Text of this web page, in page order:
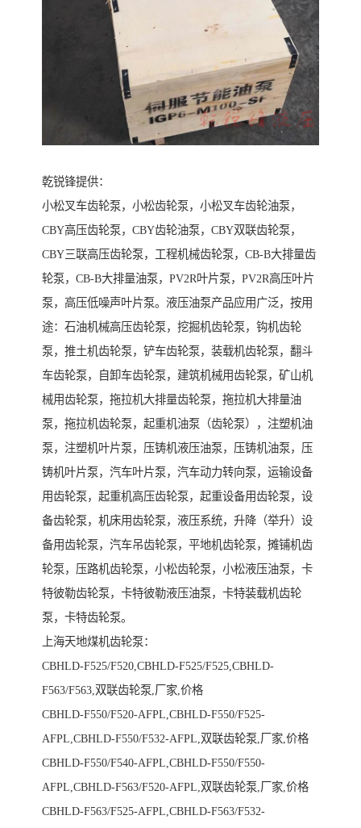
乾锐锋提供：
小松叉车齿轮泵，小松齿轮泵，小松叉车齿轮油泵，
CBY高压齿轮泵，CBY齿轮油泵，CBY双联齿轮泵，
CBY三联高压齿轮泵，工程机械齿轮泵，CB-B大排量齿
轮泵，CB-B大排量油泵，PV2R叶片泵，PV2R高压叶片
泵，高压低噪声叶片泵。液压油泵产品应用广泛，按用
途：石油机械高压齿轮泵，挖掘机齿轮泵，钩机齿轮
泵，推土机齿轮泵，铲车齿轮泵，装载机齿轮泵，翻斗
车齿轮泵，自卸车齿轮泵，建筑机械用齿轮泵，矿山机
械用齿轮泵，拖拉机大排量齿轮泵，拖拉机大排量油
泵，拖拉机齿轮泵，起重机油泵（齿轮泵），注塑机油
泵，注塑机叶片泵，压铸机液压油泵，压铸机油泵，压
铸机叶片泵，汽车叶片泵，汽车动力转向泵，运输设备
用齿轮泵，起重机高压齿轮泵，起重设备用齿轮泵，设
备齿轮泵，机床用齿轮泵，液压系统，升降（举升）设
备用齿轮泵，汽车吊齿轮泵，平地机齿轮泵，摊铺机齿
轮泵，压路机齿轮泵，小松齿轮泵，小松液压油泵，卡
特彼勒齿轮泵，卡特彼勒液压油泵，卡特装载机齿轮
泵，卡特齿轮泵。
上海天地煤机齿轮泵：
CBHLD-F525/F520,CBHLD-F525/F525,CBHLD-
F563/F563,双联齿轮泵,厂家,价格
CBHLD-F550/F520-AFPL,CBHLD-F550/F525-
AFPL,CBHLD-F550/F532-AFPL,双联齿轮泵,厂家,价格
CBHLD-F550/F540-AFPL,CBHLD-F550/F550-
AFPL,CBHLD-F563/F520-AFPL,双联齿轮泵,厂家,价格
CBHLD-F563/F525-AFPL,CBHLD-F563/F532-